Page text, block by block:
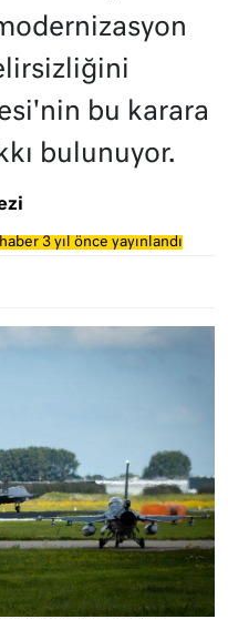
bu karara
bulunuyor.
3 yıl önce yayınlandı